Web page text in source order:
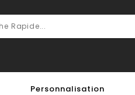
Personnalisation